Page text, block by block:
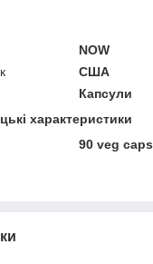
NOW
США
Капсули
характеристики
90 veg caps